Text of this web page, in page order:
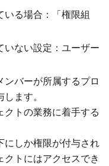
いる場合：「権限組
いない設定：ユーザー
バーが所属するプロ
ます。
トの業務に着手する
にしか権限が付与され
トにはアクセスでき